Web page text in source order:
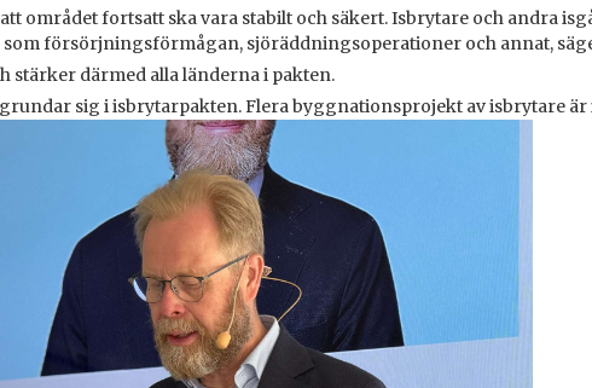
området fortsatt ska vara stabilt och säkert. Isbrytare och andra
försörjningsförmågan, sjöräddningsoperationer och annat,
stärker därmed alla länderna i pakten.
sig i isbrytarpakten. Flera byggnationsprojekt av isbrytare